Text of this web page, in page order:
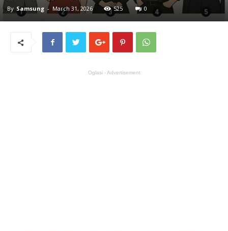
By Samsung - March 31, 2026 525 0
Oglasi - Advertisement